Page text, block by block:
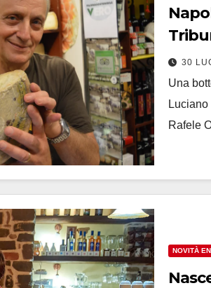
30
Una
Rafele
NOVITÀ